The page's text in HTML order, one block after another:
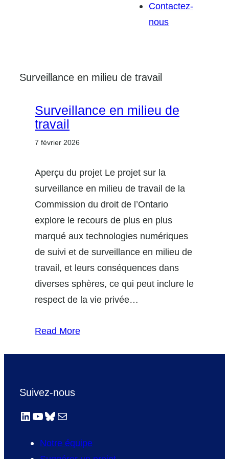
Contactez-
nous
Surveillance en milieu de travail
Surveillance en milieu de
travail
7 février 2026
Aperçu du projet Le projet sur la
surveillance en milieu de travail de la
Commission du droit de l’Ontario
explore le recours de plus en plus
marqué aux technologies numériques
de suivi et de surveillance en milieu de
travail, et leurs conséquences dans
diverses sphères, ce qui peut inclure le
respect de la vie privée…
Read More
Suivez-nous
LinkedIn
YouTube
Bluesky
E-mail
Notre équipe